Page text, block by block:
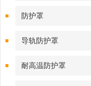
防护罩
导轨防护罩
耐高温防护罩